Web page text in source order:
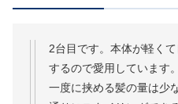
2台目です。本体が軽く
するので愛用しています。
一度に挟める髪の量は少